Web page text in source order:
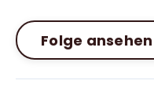
Folge ansehen